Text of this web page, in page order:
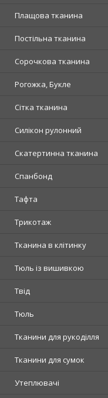
Плащова тканина
Постільна тканина
Сорочкова тканина
Рогожка, Букле
Сітка тканина
Силікон рулонний
Скатертинна тканина
Спанбонд
Тафта
Трикотаж
Тканина в клітинку
Тюль із вишивкою
Твід
Тюль
Тканини для рукоділля
Тканини для сумок
Утеплювачі